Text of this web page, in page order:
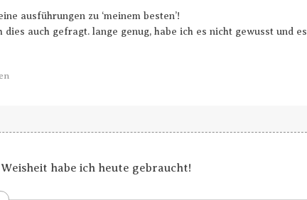
ausführungen zu ‘meinem besten’!
dies auch gefragt. lange genug, habe ich es nicht gewusst und es
habe ich heute gebraucht!